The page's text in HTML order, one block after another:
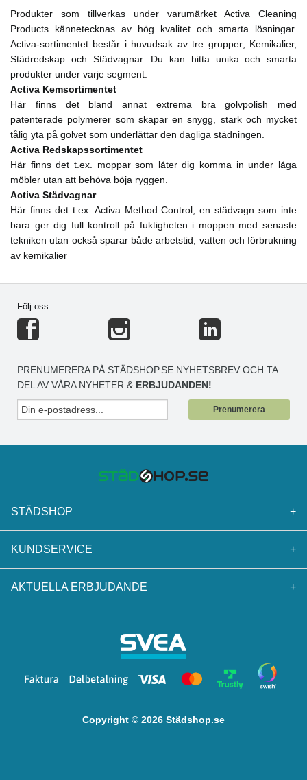
Produkter som tillverkas under varumärket Activa Cleaning
Products kännetecknas av hög kvalitet och smarta lösningar.
Activa-sortimentet består i huvudsak av tre grupper; Kemikalier,
Städredskap och Städvagnar. Du kan hitta unika och smarta
produkter under varje segment.
Activa Kemsortimentet
Här finns det bland annat extrema bra golvpolish med
patenterade polymerer som skapar en snygg, stark och mycket
tålig yta på golvet som underlättar den dagliga städningen.
Activa Redskapssortimentet
Här finns det t.ex. moppar som låter dig komma in under låga
möbler utan att behöva böja ryggen.
Activa Städvagnar
Här finns det t.ex. Activa Method Control, en städvagn som inte
bara ger dig full kontroll på fuktigheten i moppen med senaste
tekniken utan också sparar både arbetstid, vatten och förbrukning
av kemikalier
Följ oss
PRENUMERERA PÅ STÄDSHOP.SE NYHETSBREV OCH TA
DEL AV VÅRA NYHETER & ERBJUDANDEN!
Prenumerera
STÄDSHOP +
KUNDSERVICE +
AKTUELLA ERBJUDANDE +
Copyright © 2026 Städshop.se